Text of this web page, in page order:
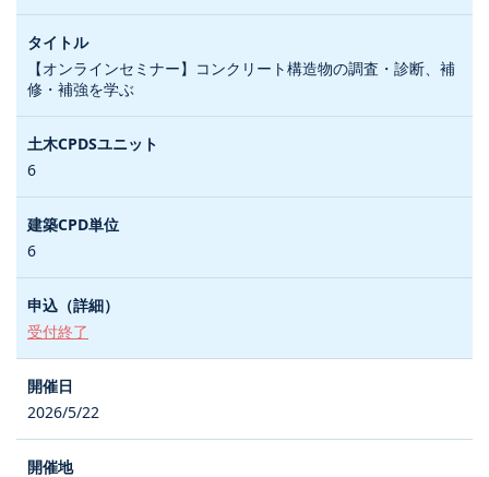
【オンラインセミナー】コンクリート構造物の調査・診断、補
修・補強を学ぶ
6
6
受付終了
2026/5/22